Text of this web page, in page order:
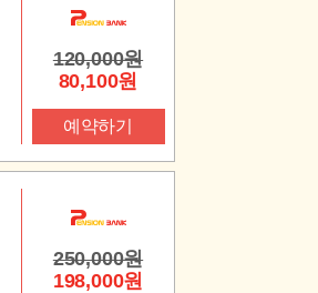
120,000원
80,100원
예약하기
250,000원
198,000원